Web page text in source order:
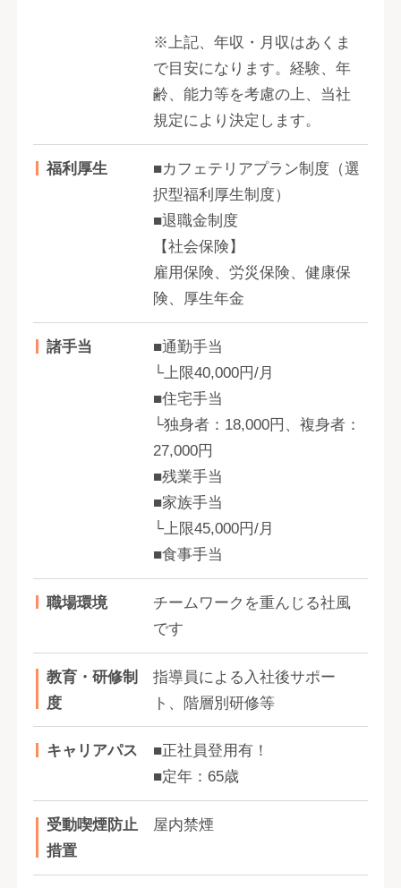
※上記、年収・月収はあくま
で目安になります。経験、年
齢、能力等を考慮の上、当社
規定により決定します。
福利厚生
■カフェテリアプラン制度（選
択型福利厚生制度）
■退職金制度
【社会保険】
雇用保険、労災保険、健康保
険、厚生年金
諸手当
■通勤手当
└上限40,000円/月
■住宅手当
└独身者：18,000円、複身者：
27,000円
■残業手当
■家族手当
└上限45,000円/月
■食事手当
職場環境
チームワークを重んじる社風
です
教育・研修制
度
指導員による入社後サポー
ト、階層別研修等
キャリアパス
■正社員登用有！
■定年：65歳
受動喫煙防止
措置
屋内禁煙